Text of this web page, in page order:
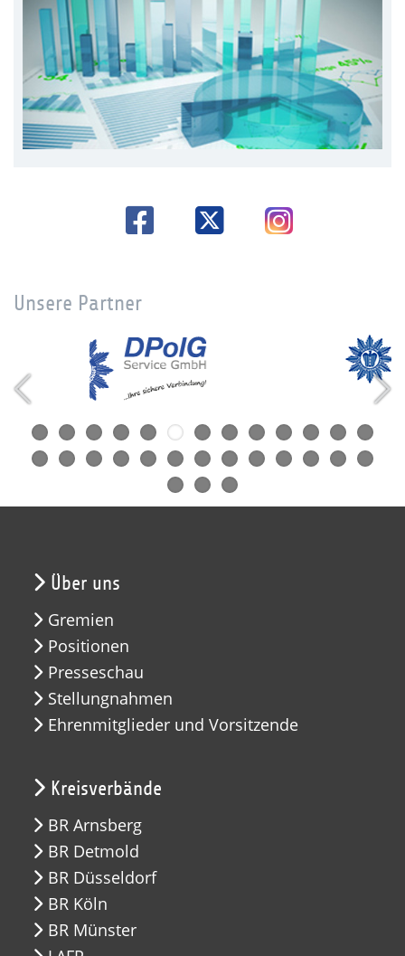
Unsere Partner
Über uns
Gremien
Positionen
Presseschau
Stellungnahmen
Ehrenmitglieder und Vorsitzende
Kreisverbände
BR Arnsberg
BR Detmold
BR Düsseldorf
BR Köln
BR Münster